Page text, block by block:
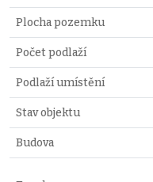
Plocha pozemku
Počet podlaží
Podlaží umístění
Stav objektu
Budova